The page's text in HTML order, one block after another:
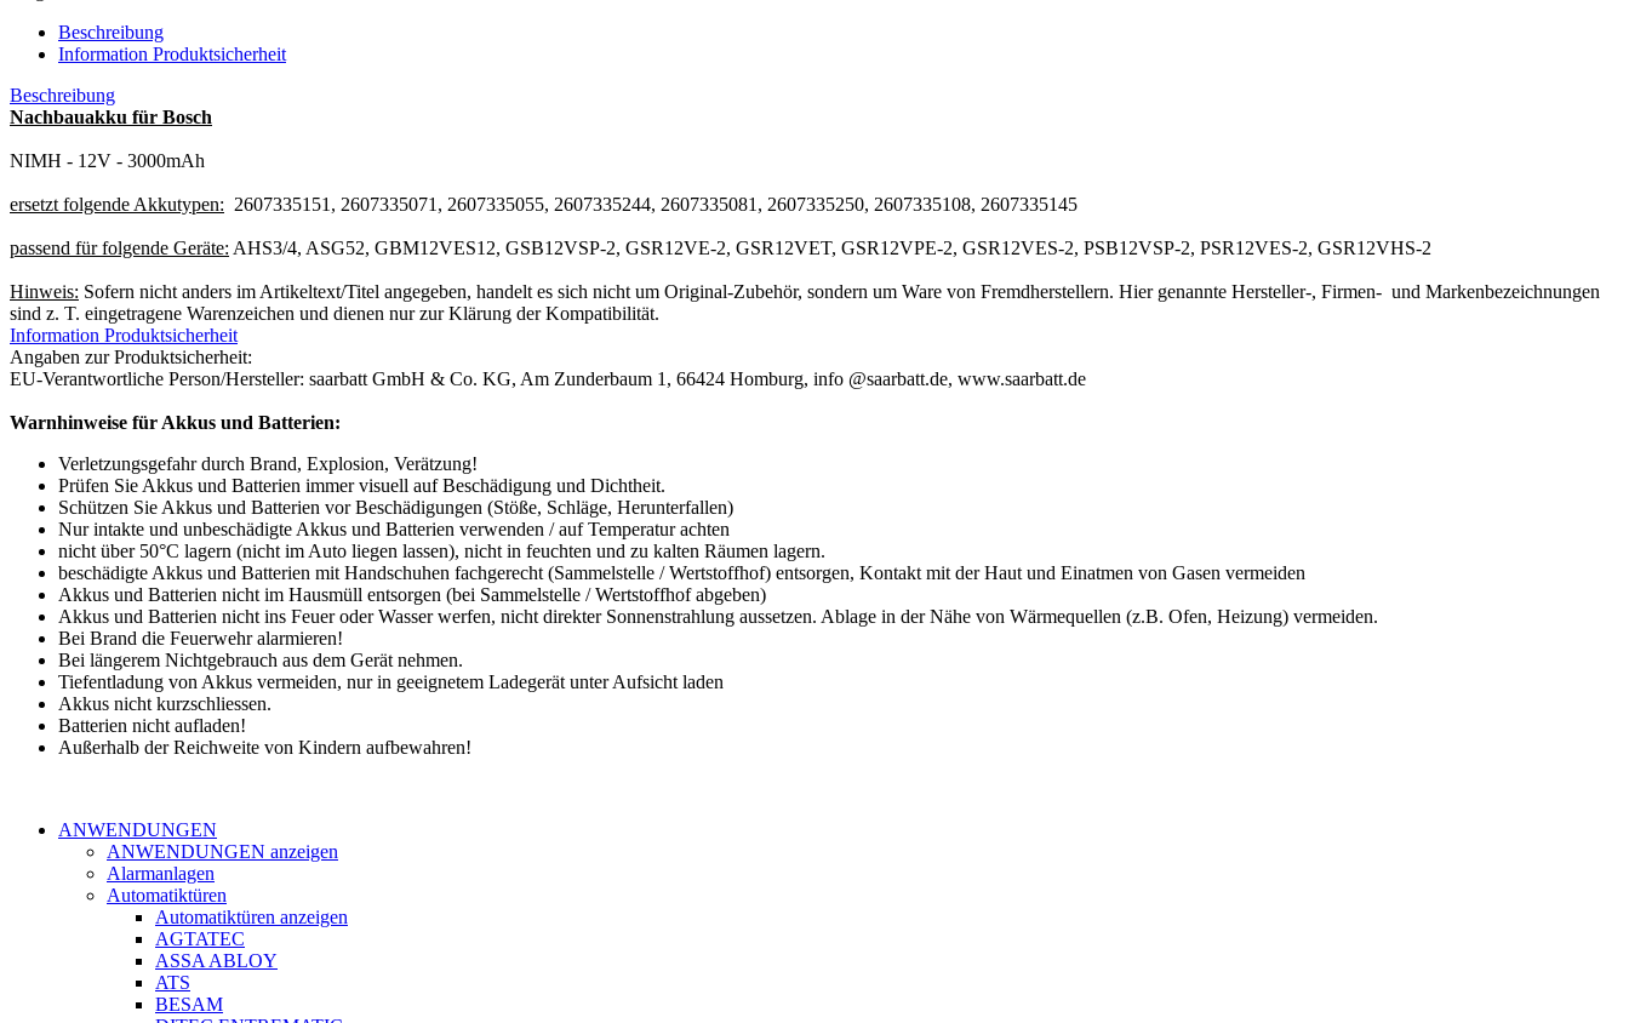
Beschreibung
Information Produktsicherheit
Beschreibung
Nachbauakku für Bosch
NIMH - 12V - 3000mAh
ersetzt folgende Akkutypen: 2607335151, 2607335071, 2607335055, 2607335244, 2607335081, 2607335250, 2607335108, 2607335145
passend für folgende Geräte: AHS3/4, ASG52, GBM12VES12, GSB12VSP-2, GSR12VE-2, GSR12VET, GSR12VPE-2, GSR12VES-2, PSB12VSP-2, PSR12VES-2, GSR12VHS-2
Hinweis: Sofern nicht anders im Artikeltext/Titel angegeben, handelt es sich nicht um Original-Zubehör, sondern um Ware von Fremdherstellern. Hier genannte Hersteller-, Firmen- und Markenbezeichnungen
sind z. T. eingetragene Warenzeichen und dienen nur zur Klärung der Kompatibilität.
Information Produktsicherheit
Angaben zur Produktsicherheit:
EU-Verantwortliche Person/Hersteller: saarbatt GmbH & Co. KG, Am Zunderbaum 1, 66424 Homburg, info @saarbatt.de, www.saarbatt.de
Warnhinweise für Akkus und Batterien:
Verletzungsgefahr durch Brand, Explosion, Verätzung!
Prüfen Sie Akkus und Batterien immer visuell auf Beschädigung und Dichtheit.
Schützen Sie Akkus und Batterien vor Beschädigungen (Stöße, Schläge, Herunterfallen)
Nur intakte und unbeschädigte Akkus und Batterien verwenden / auf Temperatur achten
nicht über 50°C lagern (nicht im Auto liegen lassen), nicht in feuchten und zu kalten Räumen lagern.
beschädigte Akkus und Batterien mit Handschuhen fachgerecht (Sammelstelle / Wertstoffhof) entsorgen, Kontakt mit der Haut und Einatmen von Gasen vermeiden
Akkus und Batterien nicht im Hausmüll entsorgen (bei Sammelstelle / Wertstoffhof abgeben)
Akkus und Batterien nicht ins Feuer oder Wasser werfen, nicht direkter Sonnenstrahlung aussetzen. Ablage in der Nähe von Wärmequellen (z.B. Ofen, Heizung) vermeiden.
Bei Brand die Feuerwehr alarmieren!
Bei längerem Nichtgebrauch aus dem Gerät nehmen.
Tiefentladung von Akkus vermeiden, nur in geeignetem Ladegerät unter Aufsicht laden
Akkus nicht kurzschliessen.
Batterien nicht aufladen!
Außerhalb der Reichweite von Kindern aufbewahren!
ANWENDUNGEN
ANWENDUNGEN anzeigen
Alarmanlagen
Automatiktüren
Automatiktüren anzeigen
AGTATEC
ASSA ABLOY
ATS
BESAM